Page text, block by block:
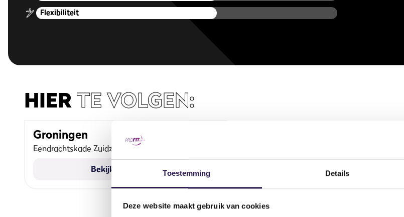
Toestemming Details
Deze website maakt gebruik van cookies
Flexibiliteit
HIERTE VOLGEN:
Groningen
Eendrachtskade Zuidzijde 2a
Bekijk sportschool